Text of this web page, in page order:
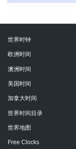
世界时钟
欧洲时间
澳洲时间
美国时间
加拿大时间
世界时间目录
世界地图
Free Clocks